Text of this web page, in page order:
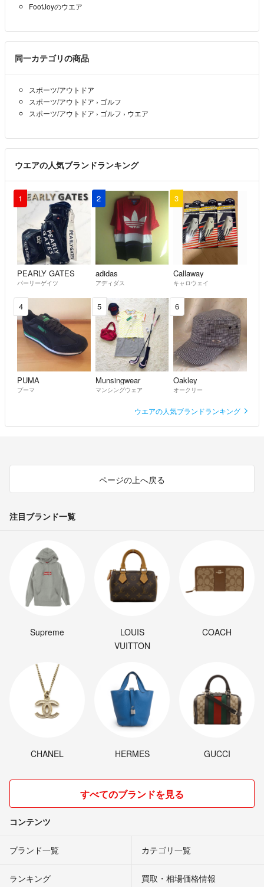
FootJoyのウエア
同一カテゴリの商品
スポーツ/アウトドア
スポーツ/アウトドア › ゴルフ
スポーツ/アウトドア › ゴルフ › ウエア
ウエアの人気ブランドランキング
1
PEARLY GATES
パーリーゲイツ
2
adidas
アディダス
3
Callaway
キャロウェイ
4
PUMA
プーマ
5
Munsingwear
マンシングウェア
6
Oakley
オークリー
ウエアの人気ブランドランキング
ページの上へ戻る
注目ブランド一覧
Supreme
LOUIS
VUITTON
COACH
CHANEL HERMES GUCCI
すべてのブランドを見る
コンテンツ
ブランド一覧 カテゴリ一覧
ランキング 買取・相場価格情報